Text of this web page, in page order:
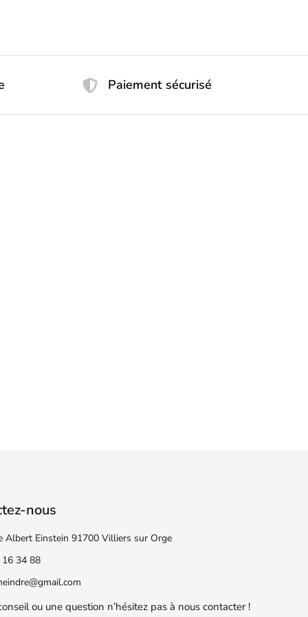
Paiement sécurisé
nous
Albert Einstein 91700 Villiers sur Orge
34 88
ou une question n’hésitez pas à nous contacter !